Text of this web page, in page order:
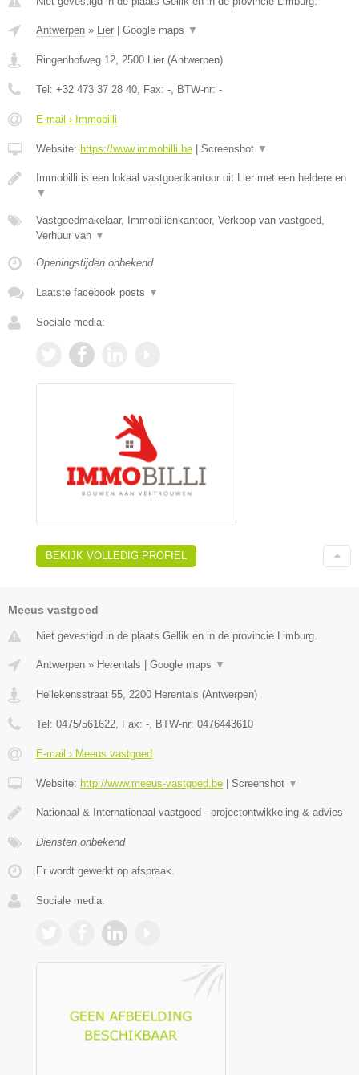
Antwerpen » Lier Google maps ▼
Ringenhofweg 12, 2500 Lier (Antwerpen)
Tel: +32 473 37 28 40, Fax: -, BTW-nr: -
E-mail › Immobilli
Website: https://www.immobilli.be Screenshot ▼
Immobilli is een lokaal vastgoedkantoor uit Lier met een heldere en
▼
Vastgoedmakelaar, Immobiliënkantoor, Verkoop van vastgoed,
Verhuur van ▼
Openingstijden onbekend
Laatste facebook posts ▼
Sociale media:
BEKIJK VOLLEDIG PROFIEL
Meeus vastgoed
Niet gevestigd in de plaats Gellik en in de provincie Limburg.
Antwerpen » Herentals Google maps ▼
Hellekensstraat 55, 2200 Herentals (Antwerpen)
Tel: 0475/561622, Fax: -, BTW-nr: 0476443610
E-mail › Meeus vastgoed
Website: http://www.meeus-vastgoed.be Screenshot ▼
Nationaal & Internationaal vastgoed - projectontwikkeling & advies
Diensten onbekend
Er wordt gewerkt op afspraak.
Sociale media: